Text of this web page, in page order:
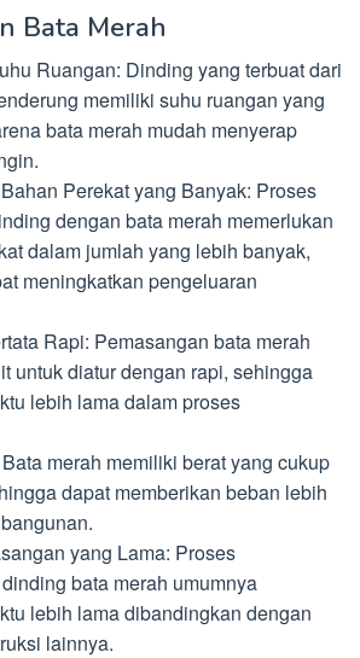
Bata Merah
Ruangan: Dinding yang terbuat dari
memiliki suhu ruangan yang
bata merah mudah menyerap
Perekat yang Banyak: Proses
dengan bata merah memerlukan
dalam jumlah yang lebih banyak,
meningkatkan pengeluaran
Rapi: Pemasangan bata merah
untuk diatur dengan rapi, sehingga
lebih lama dalam proses
merah memiliki berat yang cukup
dapat memberikan beban lebih
yang Lama: Proses
bata merah umumnya
lebih lama dibandingkan dengan
lainnya.